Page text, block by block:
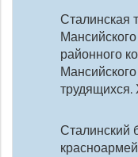
Сталинская
районного
Сталинский